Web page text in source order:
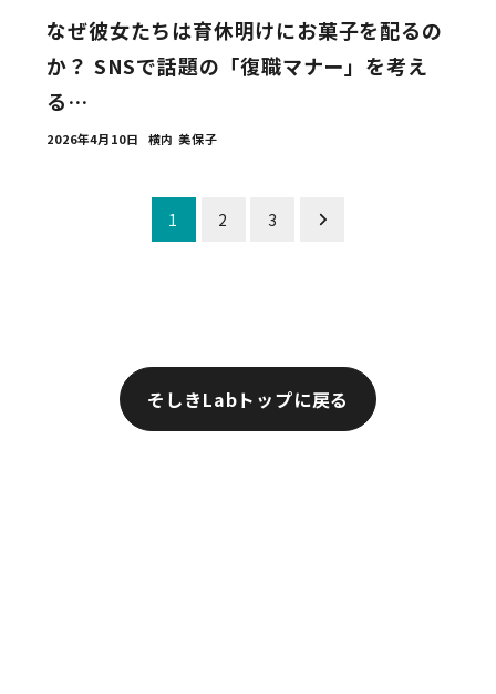
なぜ彼女たちは育休明けにお菓子を配るの
か？ SNSで話題の「復職マナー」を考え
る…
横内 美保子
2026年4月10日
1 2 3
そしきLabトップに戻る